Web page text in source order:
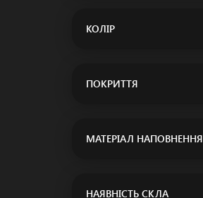
КОЛІР
ПОКРИТТЯ
МАТЕРІАЛ НАПОВНЕННЯ
НАЯВНІСТЬ СКЛА